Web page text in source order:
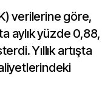
verilerine göre,
aylık yüzde 0,88,
Yıllık artışta